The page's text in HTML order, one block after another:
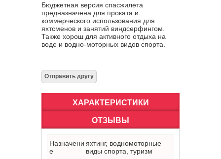
Бюджетная версия спасжилета
предназначена для проката и
коммерческого использования для
яхтсменов и занятий виндсерфингом.
Также хорош для активного отдыха на
воде и водно-моторных видов спорта.
ХАРАКТЕРИСТИКИ
ОТЗЫВЫ
Назначени
е
яхтинг, водномоторные
виды спорта, туризм